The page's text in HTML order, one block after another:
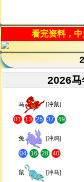
看完资料，
2026马
马 [冲鼠]
01 13 25 37 49
兔 [冲鸡]
04 16 28 40
鼠 [冲马]